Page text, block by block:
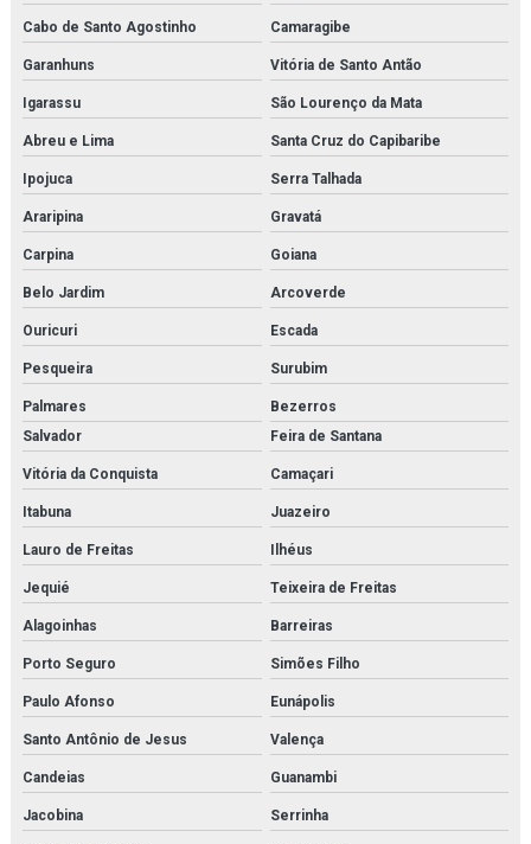
Orificio danfoss para válvula
Parker hda
Peco facet
Placa de trocador de calor
Power solution danfoss
Pressostato kp
Pressostato kps
Pressostato mbc
Pressostato rt
Projeto de montagem de estrutura metálica
Purgador de bóia
Purgador de condensado
Purgador eletrônico temporizado
Purgador termodinâmico
Purificador para sistema de ar de respiração
Purificador para sistema de ar de respiração orçamento
Pvg 120
Pvg 32
Cabo de Santo Agostinho Camaragibe
Garanhuns Vitória de Santo Antão
Igarassu São Lourenço da Mata
Abreu e Lima Santa Cruz do Capibaribe
Ipojuca Serra Talhada
Araripina Gravatá
Carpina Goiana
Belo Jardim Arcoverde
Ouricuri Escada
Pesqueira Surubim
Palmares
Bezerros
Salvador
Feira de Santana
Vitória da Conquista Camaçari
Itabuna Juazeiro
Lauro de Freitas Ilhéus
Jequié Teixeira de Freitas
Alagoinhas Barreiras
Porto Seguro Simões Filho
Paulo Afonso Eunápolis
Santo Antônio de Jesus Valença
Candeias Guanambi
Jacobina Serrinha